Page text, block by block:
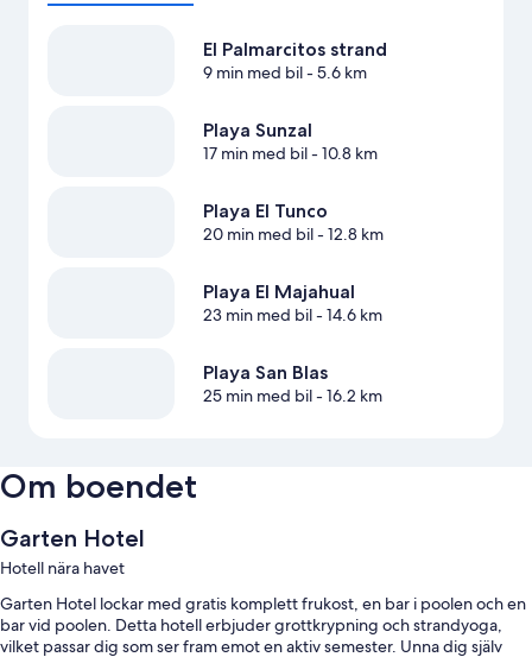
El Palmarcitos strand
9 min med bil- 5.6 km
Playa Sunzal
17 min med bil- 10.8 km
Playa El Tunco
20 min med bil- 12.8 km
Playa El Majahual
23 min med bil- 14.6 km
Playa San Blas
25 min med bil- 16.2 km
Om boendet
Garten Hotel
Hotell nära havet
Garten Hotel lockar med gratis komplett frukost, en bar i poolen och en
bar vid poolen. Detta hotell erbjuder grottkrypning och strandyoga,
vilket passar dig som ser fram emot en aktiv semester. Unna dig själv